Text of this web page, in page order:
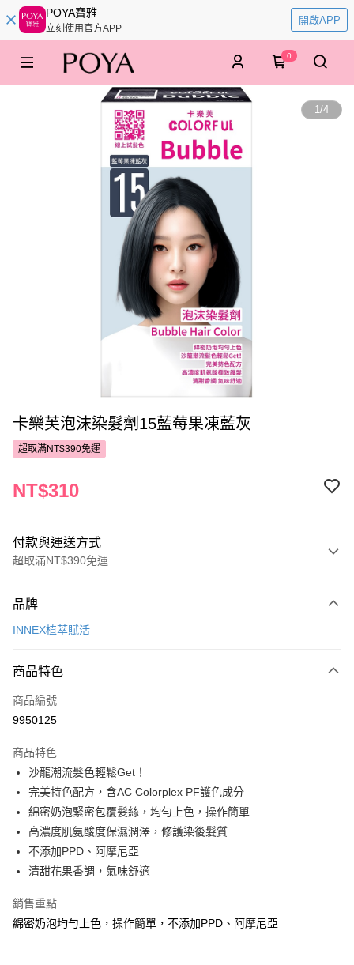
POYA寶雅
立刻使用官方APP
開啟APP
0
1/4
卡樂芙泡沫染髮劑15藍莓果凍藍灰
超取滿NT$390免運
NT$310
付款與運送方式
超取滿NT$390免運
POYA支付
超商取貨付款
LINE Pay
街口支付
悠遊付
Google Pay
AFTEE先享後付
相關說明
AFTEE先享後付是「在收到商品之後才付款」的支付方式。 讓您購物簡單
１．簡單：不需註冊會員、不需綁卡、不需儲值。
即享券
品牌
INNEX植萃賦活
商品特色
商品編號
9950125
商品特色
沙龍潮流髮色輕鬆Get！
完美持色配方，含AC Colorplex PF護色成分
綿密奶泡緊密包覆髮絲，均勻上色，操作簡單
高濃度肌氨酸度保濕潤澤，修護染後髮質
不添加PPD、阿摩尼亞
清甜花果香調，氣味舒適
銷售重點
綿密奶泡均勻上色，操作簡單，不添加PPD、阿摩尼亞